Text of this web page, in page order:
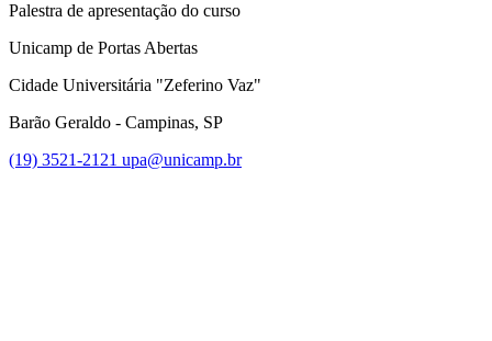
Palestra de apresentação do curso
Unicamp de Portas Abertas
Cidade Universitária "Zeferino Vaz"
Barão Geraldo - Campinas, SP
(19) 3521-2121 upa@unicamp.br